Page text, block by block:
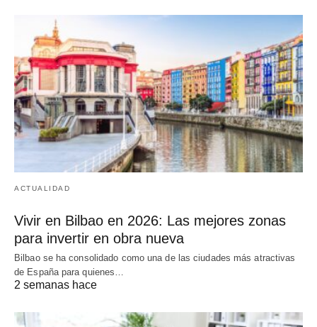
ACTUALIDAD
Vivir en Bilbao en 2026: Las mejores zonas
para invertir en obra nueva
Bilbao se ha consolidado como una de las ciudades más atractivas
de España para quienes…
2 semanas hace